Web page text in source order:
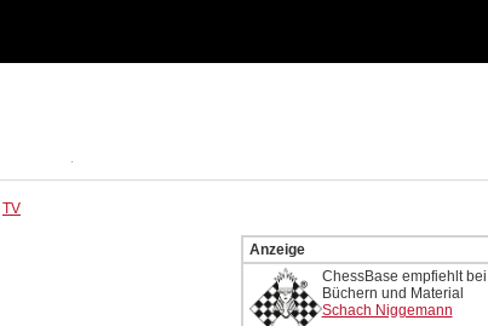
TV
Anzeige
ChessBase empfiehlt bei
Büchern und Material
Schach Niggemann